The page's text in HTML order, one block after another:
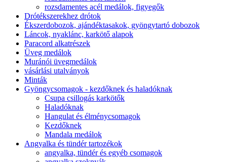
rozsdamentes acél medálok, figyegők
Drótékszerekhez drótok
Ékszerdobozok, ajándéktasakok, gyöngytartó dobozok
Láncok, nyaklánc, karkötő alapok
Paracord alkatrészek
Üveg medálok
Muránói üvegmedálok
vásárlási utalványok
Minták
Gyöngycsomagok - kezdőknek és haladóknak
Csupa csillogás karkötők
Haladóknak
Hangulat és élménycsomagok
Kezdőknek
Mandala medálok
Angyalka és tündér tartozékok
angyalka, tündér és egyéb csomagok